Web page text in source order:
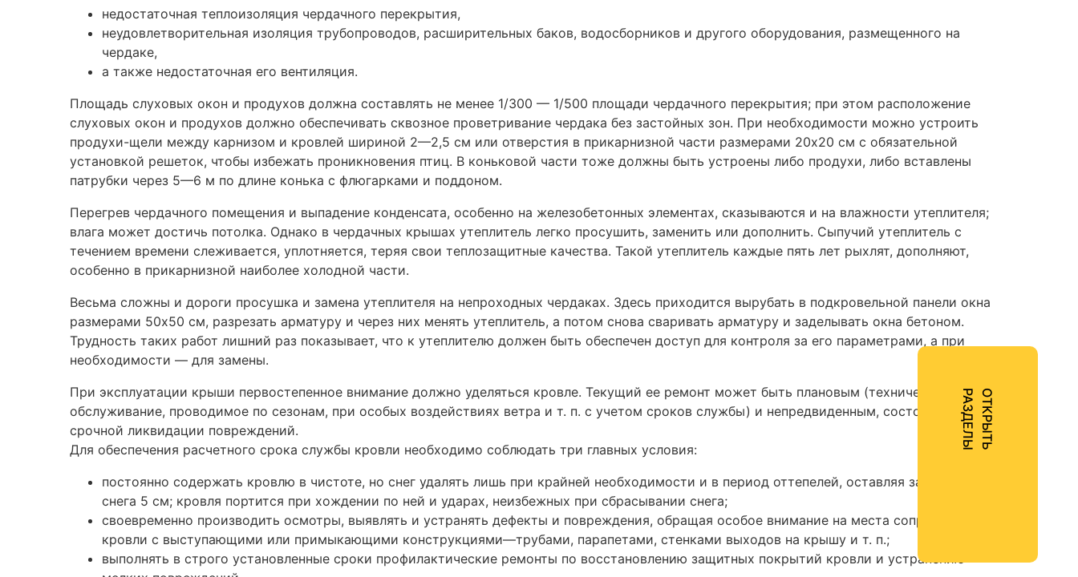
недостаточная теплоизоляция чердачного перекрытия,
неудовлетворительная изоляция трубопроводов, расширительных баков, водосборников и другого оборудования, размещенного на
чердаке,
а также недостаточная его вентиляция.
Площадь слуховых окон и продухов должна составлять не менее 1/300 — 1/500 площади чердачного перекрытия; при этом расположение
слуховых окон и продухов должно обеспечивать сквозное проветривание чердака без застойных зон. При необходимости можно устроить
продухи-щели между карнизом и кровлей шириной 2—2,5 см или отверстия в прикарнизной части размерами 20х20 см с обязательной
установкой решеток, чтобы избежать проникновения птиц. В коньковой части тоже должны быть устроены либо продухи, либо вставлены
патрубки через 5—6 м по длине конька с флюгарками и поддоном.
Перегрев чердачного помещения и выпадение конденсата, особенно на железобетонных элементах, сказываются и на влажности утеплителя;
влага может достичь потолка. Однако в чердачных крышах утеплитель легко просушить, заменить или дополнить. Сыпучий утеплитель с
течением времени слеживается, уплотняется, теряя свои теплозащитные качества. Такой утеплитель каждые пять лет рыхлят, дополняют,
особенно в прикарнизной наиболее холодной части.
Весьма сложны и дороги просушка и замена утеплителя на непроходных чердаках. Здесь приходится вырубать в подкровельной панели окна
размерами 50x50 см, разрезать арматуру и через них менять утеплитель, а потом снова сваривать арматуру и заделывать окна бетоном.
Трудность таких работ лишний раз показывает, что к утеплителю должен быть обеспечен доступ для контроля за его параметрами, а при
необходимости — для замены.
При эксплуатации крыши первостепенное внимание должно уделяться кровле. Текущий ее ремонт может быть плановым (техническое
обслуживание, проводимое по сезонам, при особых воздействиях ветра и т. п. с учетом сроков службы) и непредвиденным, состоящим в
срочной ликвидации повреждений.
Для обеспечения расчетного срока службы кровли необходимо соблюдать три главных условия:
постоянно содержать кровлю в чистоте, но снег удалять лишь при крайней необходимости и в период оттепелей, оставляя защитный слой
снега 5 см; кровля портится при хождении по ней и ударах, неизбежных при сбрасывании снега;
своевременно производить осмотры, выявлять и устранять дефекты и повреждения, обращая особое внимание на места сопряжения
кровли с выступающими или примыкающими конструкциями—трубами, парапетами, стенками выходов на крышу и т. п.;
выполнять в строго установленные сроки профилактические ремонты по восстановлению защитных покрытий кровли и устранению
О
Т
К
Р
Ы
Т
Ь
Р
А
З
Д
Е
Л
Ы